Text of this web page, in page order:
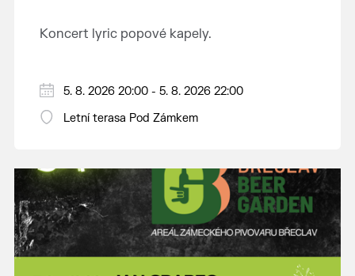
Koncert lyric popové kapely.
5. 8. 2026 20:00 - 5. 8. 2026 22:00
Letní terasa Pod Zámkem